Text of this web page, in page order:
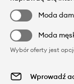
Moda
Moda
Wybór oferty jest